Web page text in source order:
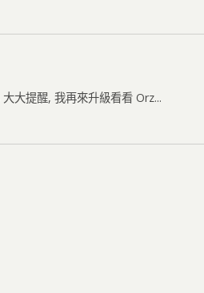
大提醒, 我再來升級看看 Orz...